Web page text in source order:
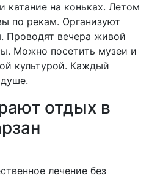
на коньках. Летом
по рекам. Организуют
Проводят вечера живой
Можно посетить музеи и
культурой. Каждый
отдых в
лечение без